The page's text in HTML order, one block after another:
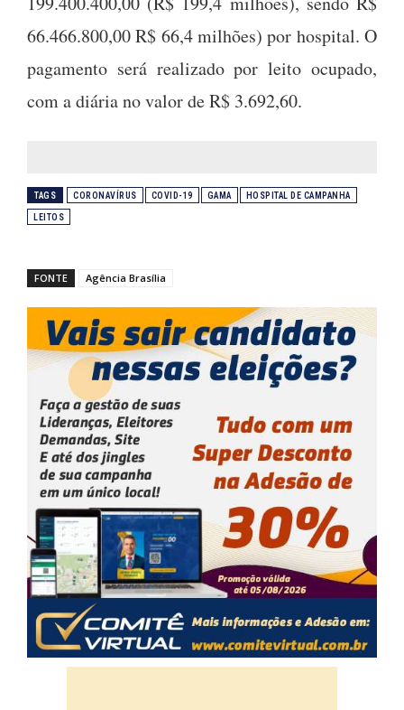
66.466.800,00 R$ 66,4 milhões) por hospital. O
pagamento será realizado por leito ocupado,
com a diária no valor de R$ 3.692,60.
TAGS CORONAVÍRUS COVID-19 GAMA HOSPITAL DE CAMPANHA
LEITOS
FONTE Agência Brasília